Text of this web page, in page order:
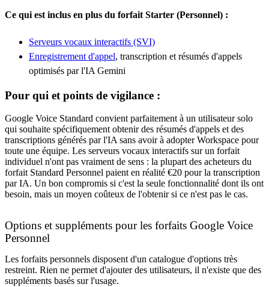
Ce qui est inclus en plus du forfait Starter (Personnel) :
Serveurs vocaux interactifs (SVI)
Enregistrement d'appel, transcription et résumés d'appels
optimisés par l'IA Gemini
Pour qui et points de vigilance :
Google Voice Standard convient parfaitement à un utilisateur solo
qui souhaite spécifiquement obtenir des résumés d'appels et des
transcriptions générés par l'IA sans avoir à adopter Workspace pour
toute une équipe. Les serveurs vocaux interactifs sur un forfait
individuel n'ont pas vraiment de sens : la plupart des acheteurs du
forfait Standard Personnel paient en réalité €20 pour la transcription
par IA. Un bon compromis si c'est la seule fonctionnalité dont ils ont
besoin, mais un moyen coûteux de l'obtenir si ce n'est pas le cas.
Options et suppléments pour les forfaits Google Voice
Personnel
Les forfaits personnels disposent d'un catalogue d'options très
restreint. Rien ne permet d'ajouter des utilisateurs, il n'existe que des
suppléments basés sur l'usage.